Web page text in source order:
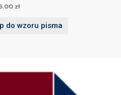
zł
do wzoru pisma